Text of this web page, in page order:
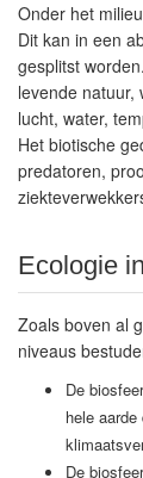
Onder het
Dit kan in een
gesplitst
levende natuur,
lucht, water,
Het biotische
predatoren,
Ecologie
Zoals boven al
niveaus
De
hele
De